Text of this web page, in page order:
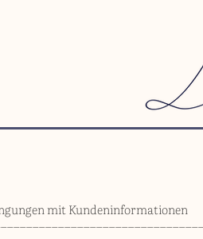
mit Kundeninformationen